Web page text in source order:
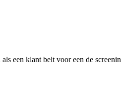
een klant belt voor een de